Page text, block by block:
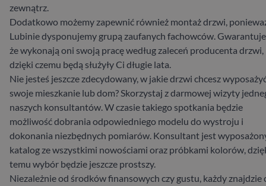
zewnątrz.
Dodatkowo możemy zapewnić również montaż drzwi,
Lubinie dysponujemy grupą zaufanych fachowców.
że wykonają oni swoją pracę według zaleceń producenta drzwi,
dzięki czemu będą służyły Ci długie lata.
Nie jesteś jeszcze zdecydowany, w jakie drzwi chcesz
swoje mieszkanie lub dom? Skorzystaj z darmowej wizyty
naszych konsultantów. W czasie takiego spotkania będzie
możliwość dobrania odpowiedniego modelu do wystroju i
dokonania niezbędnych pomiarów. Konsultant jest
katalog ze wszystkimi nowościami oraz próbkami kolorów,
temu wybór będzie jeszcze prostszy.
Niezależnie od środków finansowych czy gustu, każdy znajdzie